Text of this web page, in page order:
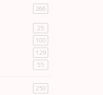
266
25
100
129
55
258